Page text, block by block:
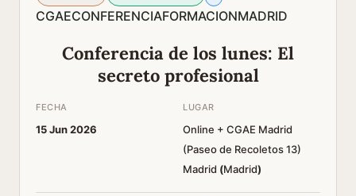
CGAECONFERENCIAFORMACIONMADRID
Conferencia de los lunes: El
secreto profesional
FECHA
15 Jun 2026
LUGAR
Online + CGAE Madrid
(Paseo de Recoletos 13)
Madrid (Madrid)